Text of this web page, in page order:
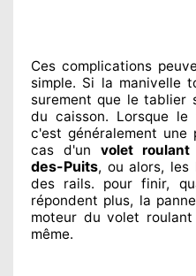
Ces complications
simple. Si la manivelle
surement que le tablier
du caisson. Lorsque
c'est généralement une
cas d'un volet
des-Puits, ou alors, les
des rails. pour finir,
répondent plus, la
moteur du volet
même.